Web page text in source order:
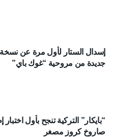
إسدال الستار لأول مرة عن نسخة
جديدة من مروحية “غوك باي”
“بايكار” التركية تنجح بأول اختبار
صاروخ كروز مصغر